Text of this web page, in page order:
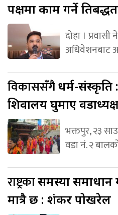
पक्षमा काम गर्ने
दोहा ।
अधिवेशनबाट
विकाससँगैधर्म-संस्कृति
शिवालय घुमाए
भक्तपुर, २३
वडा नं. २
राष्ट्रकासमस्या समाधान
मात्रै छ : शंकर पोखरेल